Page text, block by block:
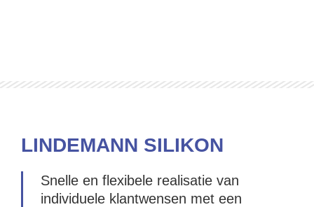
LINDEMANN SILIKON
Snelle en flexibele realisatie van
individuele klantwensen met een